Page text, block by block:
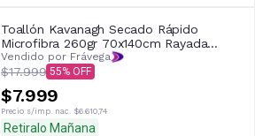
Toallón Kavanagh Secado Rápido
Microfibra 260gr 70x140cm Rayada
Beige/Blanco
Vendido por Frávega
$17.999 55
$7.999
Precio s/imp. nac. $6.610,74
Retiralo Mañana